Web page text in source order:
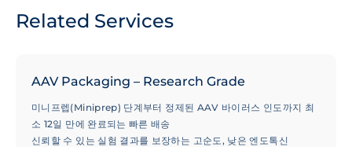
Related Services
AAV Packaging – Research Grade
미니프렙(Miniprep) 단계부터 정제된 AAV 바이러스 인도까지 최
소 12일 만에 완료되는 빠른 배송
신뢰할 수 있는 실험 결과를 보장하는 고순도, 낮은 엔도톡신